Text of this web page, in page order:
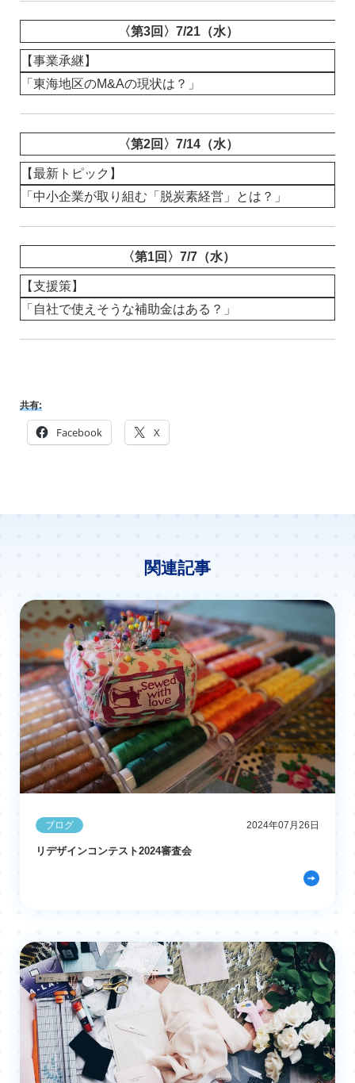
〈第3回〉7/21（水）
【事業承継】
「東海地区のM&Aの現状は？」
〈第2回〉7/14（水）
【最新トピック】
「中小企業が取り組む「脱炭素経営」とは？」
〈第1回〉7/7（水）
【支援策】
「自社で使えそうな補助金はある？」
共有:
Facebook X
関連記事
ブログ 2024年07月26日
リデザインコンテスト2024審査会